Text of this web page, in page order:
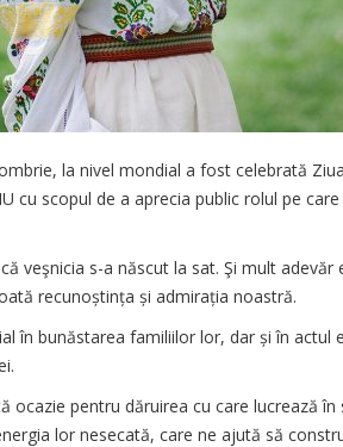
la nivel mondial a fost celebrată
cu scopul de a aprecia public rolul pe
veşnicia s-a născut la sat. Şi mult adevăr
recunoștința și admirația noastră.
în bunăstarea familiilor lor, dar și în actul
ocazie pentru dăruirea cu care lucrează
lor nesecată, care ne ajută să